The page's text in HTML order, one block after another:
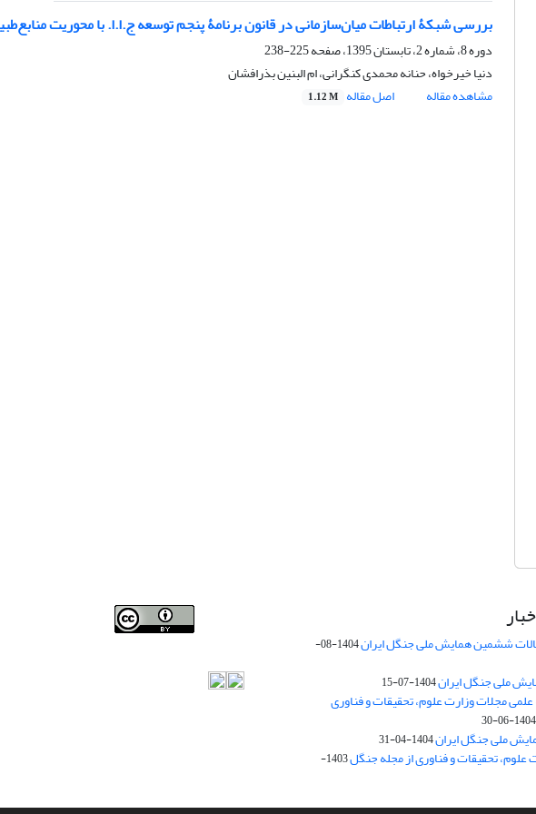
بررسی شبکۀ ارتباطات میان‎‌سازمانی در قانون برنامۀ پنجم توسعه ج.ا.ا. با محوریت منابع‌طبیعی
دوره 8، شماره 2، تابستان 1395، صفحه
225-238
دنیا خیرخواه، حنانه محمدی کنگرانی، ام البنین بذرافشان
مشاهده مقاله
اصل مقاله 1.12 M
ششمین همایش ملی جنگل ایران
1404-08-
ملی جنگل ایران1404-07-15
مجلات وزارت علوم، تحقیقات و فناوری
1404-06-30
ملی جنگل ایران1404-04-31
علوم، تحقیقات و فناوری از مجله جنگل
1403-
Attribution 4.0 International